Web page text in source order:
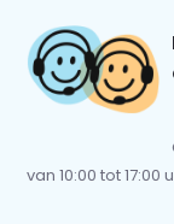
van 10:00 tot 17:00